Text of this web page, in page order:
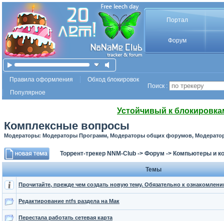
Портал
Форум
Правила оформления
Обход блокировок
Популярное
Поиск :
Устойчивый к
Комплексные вопросы
Модераторы: Модераторы Программ, Модераторы общих форумов,
Торрент-трекер NNM-Club -> Форум -> Компьютеры и
Темы
Прочитайте, прежде чем создать новую тему. Обязательно к
Редактирование ntfs раздела на Мак
Перестала работать сетевая карта